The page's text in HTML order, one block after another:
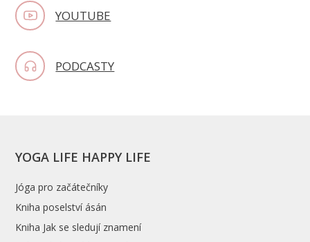
YOUTUBE
PODCASTY
YOGA LIFE HAPPY LIFE
Jóga pro začátečníky
Kniha poselství ásán
Kniha Jak se sledují znamení